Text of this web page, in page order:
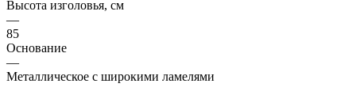
Высота изголовья, см
—
85
Основание
—
Металлическое с широкими ламелями